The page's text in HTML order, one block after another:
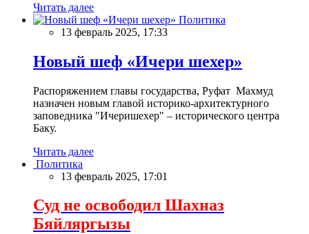
Читать далее
Политика
13 февраль 2025, 17:33
Новый шеф «Ичери шехер»
Распоряжением главы государства, Руфат Махмуд
назначен новым главой историко-архитектурного
заповедника "Ичеришехер" – исторического центра
Баку.
Читать далее
Политика
13 февраль 2025, 17:01
Суд не освободил Шахназ
Бяйляргызы